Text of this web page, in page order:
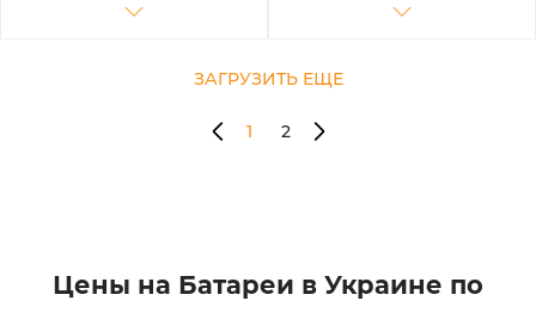
ЗАГРУЗИТЬ ЕЩЕ
1 2
Цены на Батареи в Украине по